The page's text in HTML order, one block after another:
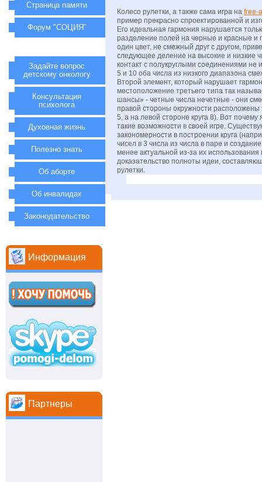
Колесо рулетки, а также сама игра на free-
пример прекрасно спроектированной и
Его идеальная гармония нарушается
разделение полей на черные и красные и
один цвет, не смежный друг с другом,
следующее деление на высокие и низкие
контакт с полукруглыми соединениями не
5 и 10 оба числа из низкого диапазона
Второй элемент, который нарушает
местоположение третьего типа так
шансы» - четные числа нечетные - они
правой стороны окружности
5, а на левой стороне круга 8). Вот почему
такие возможности в своей игре.
закономерности в построении круга
чисел в 3 числа из числа в паре и
менее актуальной из-за их использования
доказательство полноты идеи,
рулетки.
Страница памяти
Форум "СОЦИЯ"
Задайте вопрос
детскому онкологу
Консультация
психолога
Духовная жизнь
Полезно знать
Об аборте
Об инвалидах
Законодательство
Информация
Партнеры